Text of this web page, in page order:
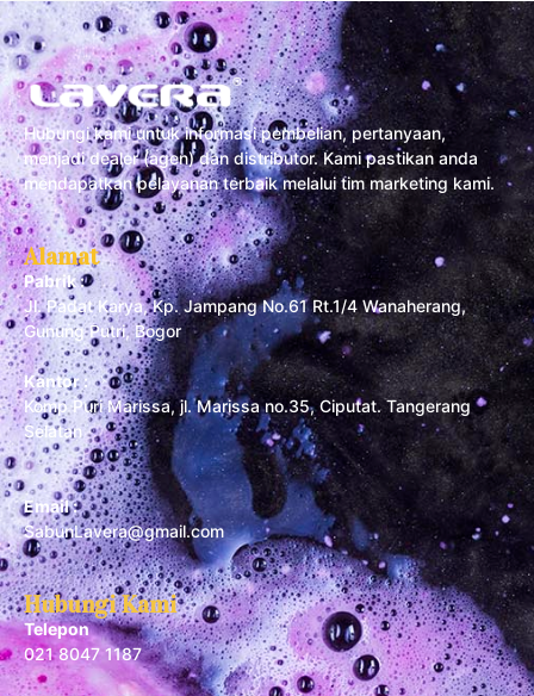
Hubungi kami untuk informasi pembelian, pertanyaan,
menjadi dealer (agen) dan distributor. Kami pastikan anda
mendapatkan pelayanan terbaik melalui tim marketing kami.
Alamat
Pabrik :
Jl. Padat Karya, Kp. Jampang No.61 Rt.1/4 Wanaherang,
Gunung Putri, Bogor
Kantor :
Komp Puri Marissa, jl. Marissa no.35, Ciputat. Tangerang
Selatan
Email :
SabunLavera@gmail.com
Hubungi Kami
Telepon
021 8047 1187